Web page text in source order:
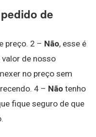
de
preço. 2 – Não, esse é
de nosso
no preço sem
4 – Não tenho
fique seguro de que